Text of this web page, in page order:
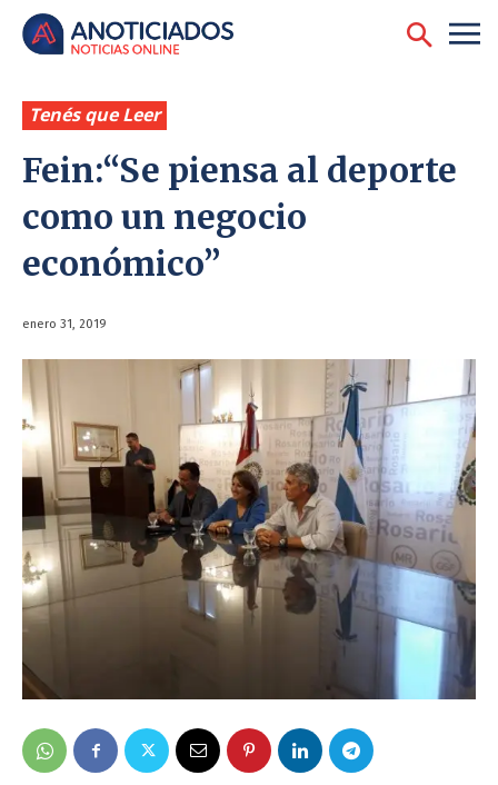
Tenés que Leer
Fein:“Se piensa al deporte
como un negocio
económico”
enero 31, 2019